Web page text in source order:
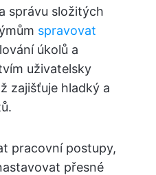
správu složitých
spravovat
úkolů a
uživatelsky
zajišťuje hladký a
pracovní postupy,
přesné